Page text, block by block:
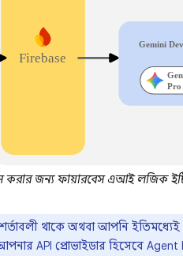
করার জন্য ফায়ারবেস এআই লজিক
থাকে অথবা আপনি ইতিমধ্যেই
API প্রোভাইডার হিসেবে Agent